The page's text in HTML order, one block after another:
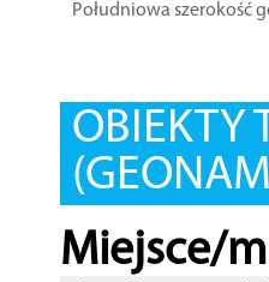
Południowa szerokość
OBIEKTY
Miejsce/